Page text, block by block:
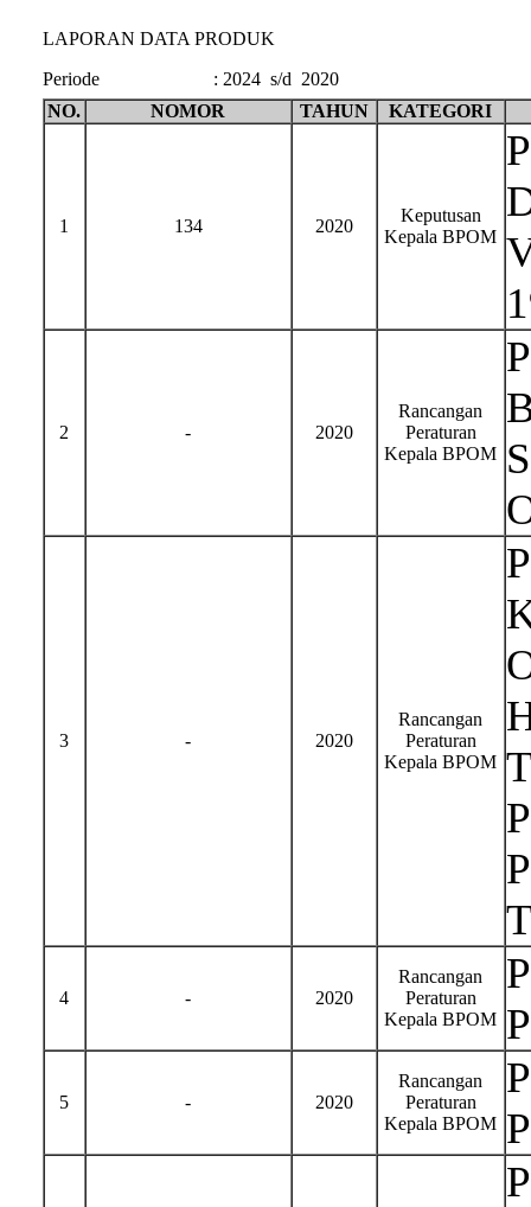
LAPORAN DATA PRODUK
Periode
: 2024 s/d 2020
NO.
NOMOR TAHUN KATEGORI
1 134 2020
Keputusan
Kepala BPOM
2 - 2020
Rancangan
Peraturan
Kepala BPOM
3 - 2020
Rancangan
Peraturan
Kepala BPOM
4 - 2020
Rancangan
Peraturan
Kepala BPOM
5 - 2020
Rancangan
Peraturan
Kepala BPOM